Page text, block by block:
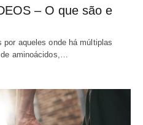
– O que são e
por aqueles onde há múltiplas
aminoácidos,…